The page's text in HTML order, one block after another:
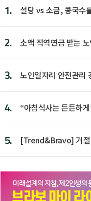
1. 설탕 vs 소금, 콩국수
2.
소액 직역연금 받는
3.
노인일자리 안전관리
4.
“아침식사는 든든하
5.
[Trend&Bravo] 거절